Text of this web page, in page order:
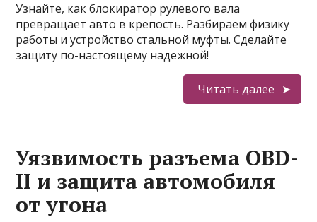
Узнайте, как блокиратор рулевого вала
превращает авто в крепость. Разбираем физику
работы и устройство стальной муфты. Сделайте
защиту по-настоящему надежной!
Читать далее
Уязвимость разъема OBD-
II и защита автомобиля
от угона